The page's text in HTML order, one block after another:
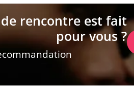
rencontre est fait
pour vous ?